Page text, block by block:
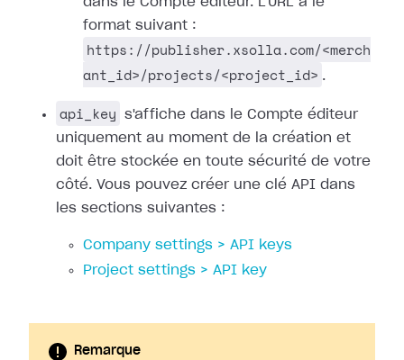
format suivant :
https://publisher.xsolla.com/<merch
ant_id>/projects/<project_id> .
api_key
s'affiche dans le Compte éditeur
uniquement au moment de la création et
doit être stockée en toute sécurité de votre
côté. Vous pouvez créer une clé API dans
les sections suivantes :
Company settings > API keys
Project settings > API key
Remarque